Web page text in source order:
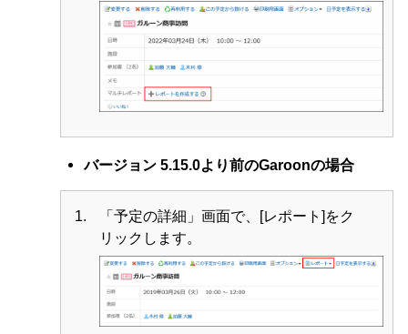
バージョン 5.15.0より前のGaroonの場合
「予定の詳細」画面で、[レポート]をク
リックします。